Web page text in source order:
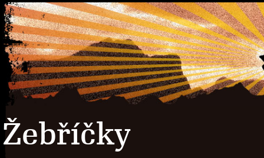
Žebříčky